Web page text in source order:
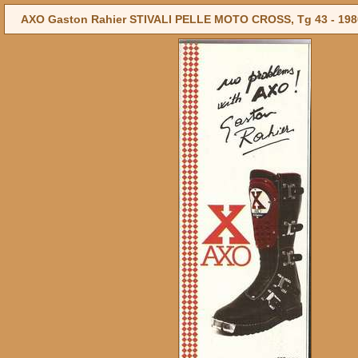
AXO Gaston Rahier STIVALI PELLE MOTO CROSS, Tg 43 -